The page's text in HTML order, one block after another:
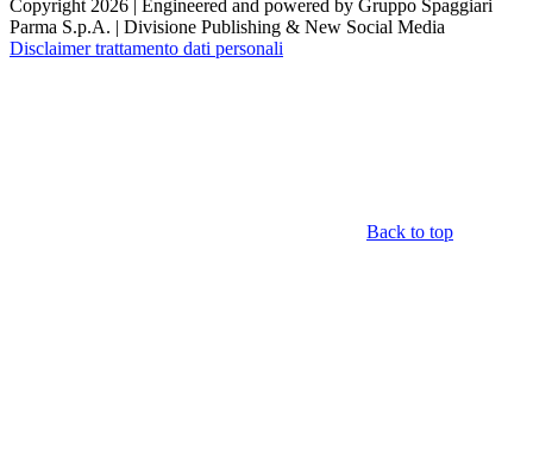
Copyright 2026 | Engineered and powered by Gruppo Spaggiari
Parma S.p.A. | Divisione Publishing & New Social Media
Disclaimer trattamento dati personali
Back to top